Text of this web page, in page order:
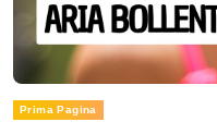
Prima Pagina